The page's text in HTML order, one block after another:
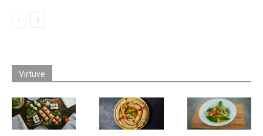
Virtuve